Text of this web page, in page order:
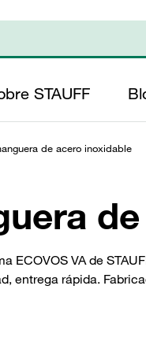
STAUFF
de acero inoxidable
VA de
entrega rápida.